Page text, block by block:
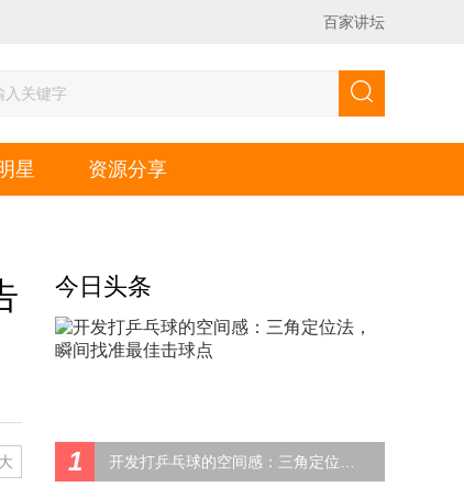
百家讲坛
星 资源分享
大
今日头条
1